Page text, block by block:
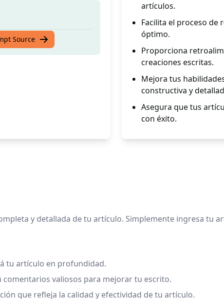
Source
artículos.
Facilita el proceso de
óptimo.
Proporciona
creaciones escritas.
Mejora tus
constructiva y
Asegura que tus
con éxito.
y detallada de tu artículo. Simplemente ingresa tu
tu artículo en profundidad.
valiosos para mejorar tu escrito.
que refleja la calidad y efectividad de tu artículo.